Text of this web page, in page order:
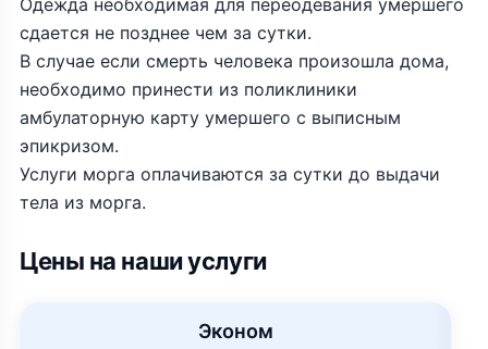
Одежда необходимая для переодевания умершего
сдается не позднее чем за сутки.
В случае если смерть человека произошла дома,
необходимо принести из поликлиники
амбулаторную карту умершего с выписным
эпикризом.
Услуги морга оплачиваются за сутки до выдачи
тела из морга.
Цены на наши услуги
Эконом